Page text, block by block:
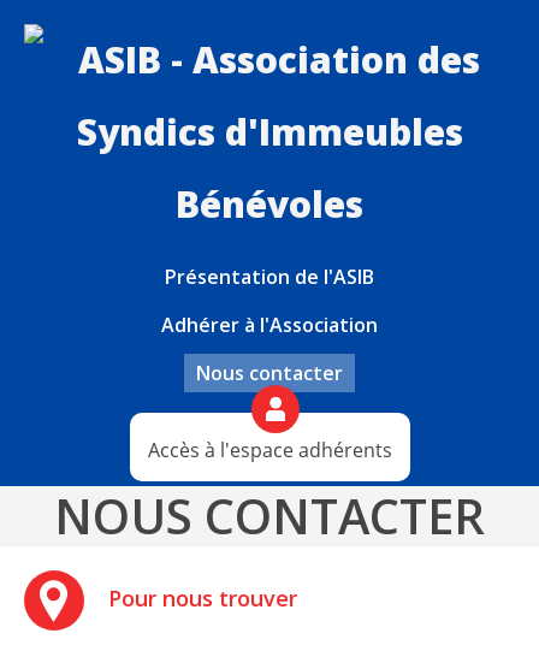
Présentation de l'ASIB
Adhérer à l'Association
Nous contacter
Accès à l'espace adhérents
NOUS CONTACTER
Pour nous trouver